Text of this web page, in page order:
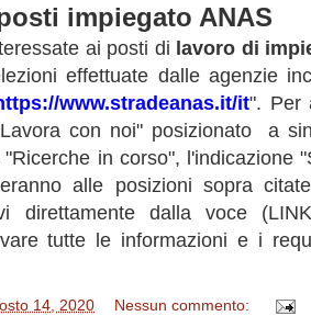
impiegato ANAS
ai posti di lavoro di
effettuate dalle agenzie
www.stradeanas.it/it". Per
con noi" posizionato a
in corso", l'indicazione
alle posizioni sopra
direttamente dalla voce
tutte le informazioni e i
14, 2020
Nessun commento: